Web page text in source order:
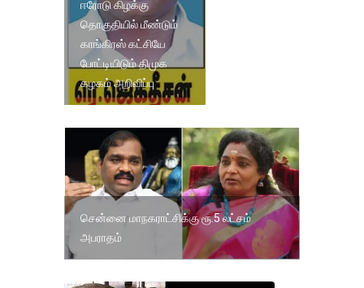
ஈரோடு கிழக்கு
தொகுதியில் மீண்டும்
காங்கிரஸ் கட்சியே
போட்டியிடும் திமுக
கழகம் அறிவிப்பு
சென்னை மாநகராட்சிக்கு ரூ.5 லட்சம்
அபராதம்